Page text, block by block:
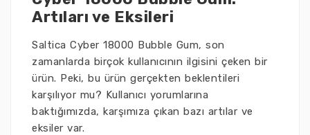
Artıları ve Eksileri
Saltica Cyber 18000 Bubble Gum, son
zamanlarda birçok kullanıcının ilgisini çeken bir
ürün. Peki, bu ürün gerçekten beklentileri
karşılıyor mu? Kullanıcı yorumlarına
baktığımızda, karşımıza çıkan bazı artılar ve
eksiler var.